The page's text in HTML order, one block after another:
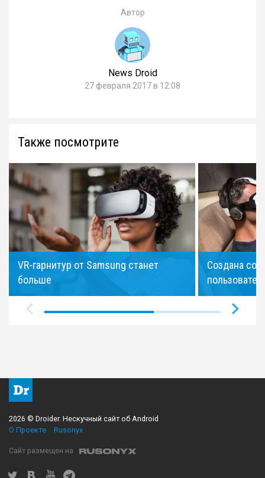
Автор
News Droid
27 февраля 2017 в 12:08
Также посмотрите
VR-гарнитур от Samsung станет
больше
Создана
2026 © Droider. Нескучный сайт об Android
О Проекте
Rusonyx
Сайт размещен на